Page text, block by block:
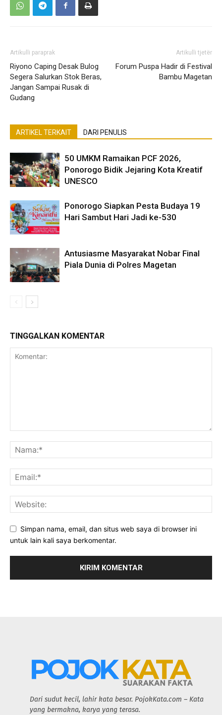
Artikulli paraprak
Riyono Caping Desak Bulog
Segera Salurkan Stok Beras,
Jangan Sampai Rusak di
Gudang
Artikulli tjetër
Forum Puspa Hadir di Festival
Bambu Magetan
ARTIKEL TERKAIT DARI PENULIS
50 UMKM Ramaikan PCF 2026,
Ponorogo Bidik Jejaring Kota Kreatif
UNESCO
Ponorogo Siapkan Pesta Budaya 19
Hari Sambut Hari Jadi ke-530
Antusiasme Masyarakat Nobar Final
Piala Dunia di Polres Magetan
TINGGALKAN KOMENTAR
Simpan nama, email, dan situs web saya di browser ini
untuk lain kali saya berkomentar.
Dari sudut kecil, lahir kata besar. PojokKata.com – Kata
yang bermakna, karya yang terasa.